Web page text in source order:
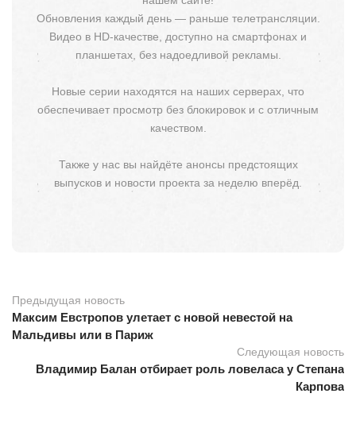
Обновления каждый день — раньше телетрансляции.
Видео в HD-качестве, доступно на смартфонах и
планшетах, без надоедливой рекламы.
Новые серии находятся на наших серверах, что
обеспечивает просмотр без блокировок и с отличным
качеством.
Также у нас вы найдёте анонсы предстоящих
выпусков и новости проекта за неделю вперёд.
Предыдущая новость
Максим Евстропов улетает с новой невестой на
Мальдивы или в Париж
Следующая новость
Владимир Балан отбирает роль ловеласа у Степана
Карпова